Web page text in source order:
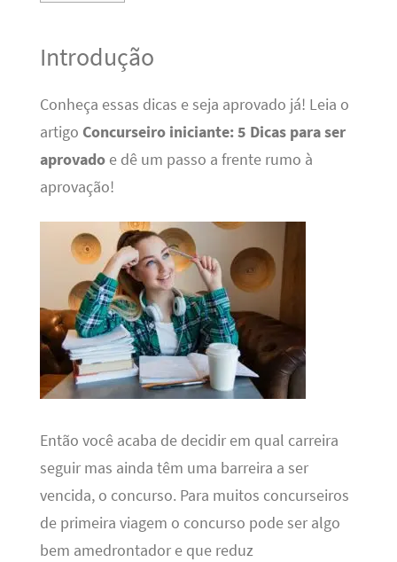
Introdução
Conheça essas dicas e seja aprovado já! Leia o
artigo Concurseiro iniciante: 5 Dicas para ser
aprovadoe dê um passo a frente rumo à
aprovação!
Então você acaba de decidir em qual carreira
seguir mas ainda têm uma barreira a ser
vencida, o concurso. Para muitos concurseiros
de primeira viagem o concurso pode ser algo
bem amedrontador e que reduz